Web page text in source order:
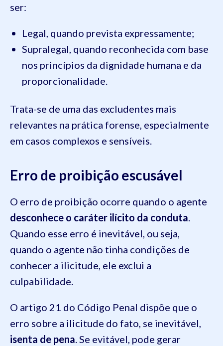
ser:
Legal, quando prevista expressamente;
Supralegal, quando reconhecida com base
nos princípios da dignidade humana e da
proporcionalidade.
Trata-se de uma das excludentes mais
relevantes na prática forense, especialmente
em casos complexos e sensíveis.
Erro de proibição escusável
O erro de proibição ocorre quando o agente
desconhece o caráter ilícito da conduta.
Quando esse erro é inevitável, ou seja,
quando o agente não tinha condições de
conhecer a ilicitude, ele exclui a
culpabilidade.
O artigo 21 do Código Penal dispõe que o
erro sobre a ilicitude do fato, se inevitável,
isenta de pena. Se evitável, pode gerar